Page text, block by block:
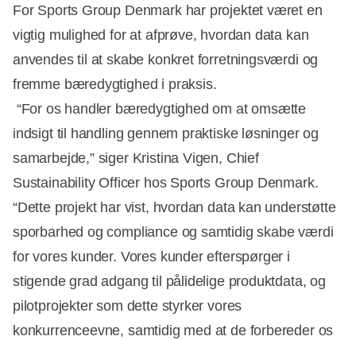
For Sports Group Denmark har projektet været en
vigtig mulighed for at afprøve, hvordan data kan
anvendes til at skabe konkret forretningsværdi og
fremme bæredygtighed i praksis.
“For os handler bæredygtighed om at omsætte
indsigt til handling gennem praktiske løsninger og
samarbejde,” siger Kristina Vigen, Chief
Sustainability Officer hos Sports Group Denmark.
“Dette projekt har vist, hvordan data kan understøtte
sporbarhed og compliance og samtidig skabe værdi
for vores kunder. Vores kunder efterspørger i
stigende grad adgang til pålidelige produktdata, og
pilotprojekter som dette styrker vores
konkurrenceevne, samtidig med at de forbereder os